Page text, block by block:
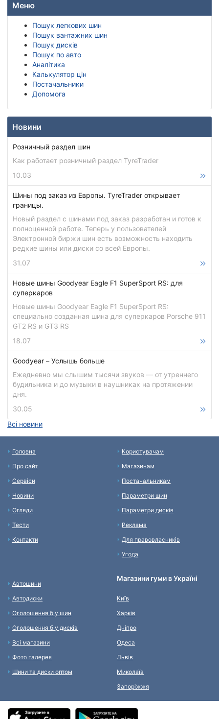
Меню
Пошук легкових шин
Пошук вантажних шин
Пошук дисків
Пошук по авто
Аналітика
Калькулятор цін
Постачальники
Допомога
Новини
Розничный раздел шин
Как работает розничный раздел TyreTrader
10.03
Шины под заказ из Европы. TyreTrader открывает
границы.
Новый раздел с шинами под заказ разработан и готов к
полноценной работе. Теперь у пользователей
Электронной биржи шин есть возможность находить
редкие шины или диски со всей Европы.
31.07
Новые шины Goodyear Eagle F1 SuperSport RS: для
суперкаров
Новые шины Goodyear Eagle F1 SuperSport RS:
специально созданная шина для суперкаров Porsche 911
GT2 RS и GT3 RS
18.07
Goodyear – Услышь больше
Ежедневно мы слышим тысячи звуков — от утреннего
будильника и до музыки в наушниках на протяжении
дня.
30.05
Всі новини
Головна
Про сайт
Сервіси
Новини
Огляди
Тести
Контакти
Користувачам
Магазинам
Постачальникам
Параметри шин
Параметри дисків
Реклама
Для правовласників
Угода
Автошини
Автодиски
Оголошення б у шин
Оголошення б у дисків
Всі магазини
Фото галерея
Шини та диски оптом
Магазини гуми в Україні
Київ
Харків
Дніпро
Одеса
Львів
Миколаїв
Запоріжжя